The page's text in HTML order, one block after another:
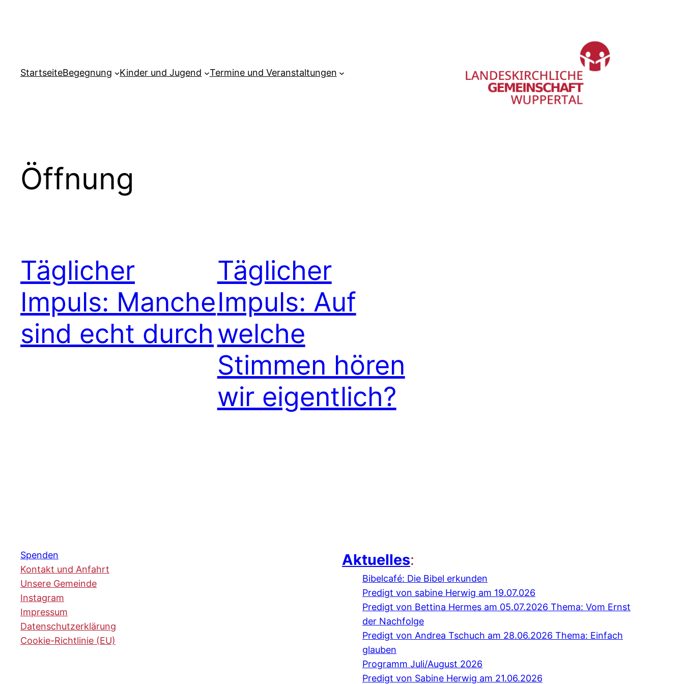
StartseiteBegegnung Kinder und Jugend Termine und Veranstaltungen
Öffnung
Täglicher
Impuls: Manche
sind echt durch
Täglicher
Impuls: Auf
welche
Stimmen hören
wir eigentlich?
Spenden
Kontakt und Anfahrt
Unsere Gemeinde
Instagram
Impressum
Datenschutzerklärung
Cookie-Richtlinie (EU)
Aktuelles:
Bibelcafé: Die Bibel erkunden
Predigt von sabine Herwig am 19.07.026
Predigt von Bettina Hermes am 05.07.2026 Thema: Vom Ernst
der Nachfolge
Predigt von Andrea Tschuch am 28.06.2026 Thema: Einfach
glauben
Programm Juli/August 2026
Predigt von Sabine Herwig am 21.06.2026